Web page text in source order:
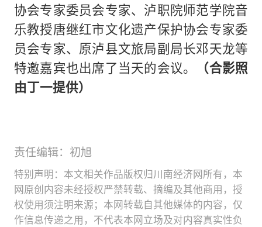
协会专家委员会专家、泸职院师范学院音
乐教授唐继红市文化遗产保护协会专家委
员会专家、原泸县文旅局副局长邓天龙等
特邀嘉宾也出席了当天的会议。
（合影照
由丁一提供）
责任编辑：初旭
特别声明：本文相关作品版权归川南经济网所有，本
网原创内容未经授权严禁转载、摘编及其他商用，授
权使用须注明来源；本网转载自其他媒体的内容，仅
作信息传递之用，不代表本网立场及对内容真实性负